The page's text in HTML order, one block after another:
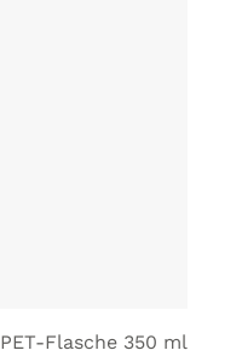
PET-Flasche 350 ml